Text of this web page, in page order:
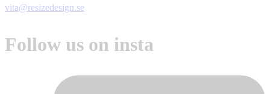
vita@resizedesign.se
Follow us on insta